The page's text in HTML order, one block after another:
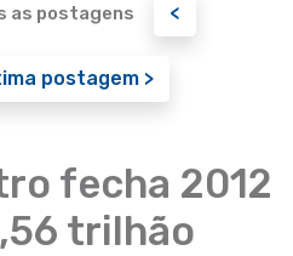
as postagens <
postagem >
fecha 2012
trilhão